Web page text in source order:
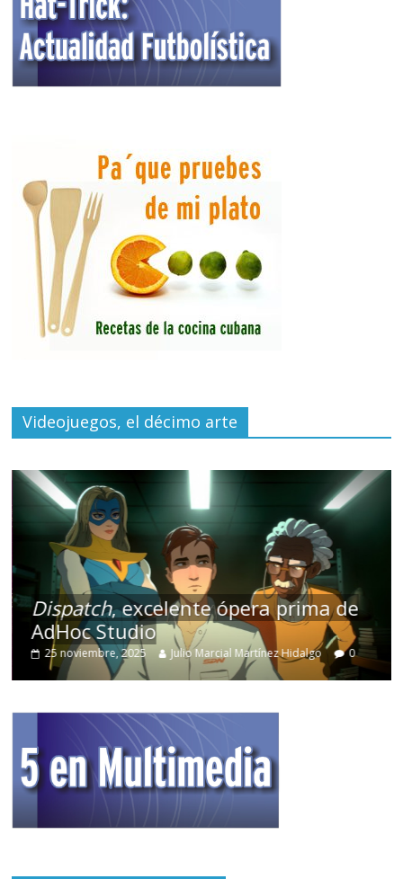
Videojuegos, el décimo arte
Dispatch, excelente ópera prima de
AdHoc Studio
25 noviembre, 2025 Julio Marcial Martínez Hidalgo 0